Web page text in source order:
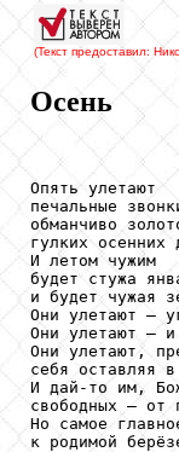
(Текст предоставил:
Осень
Опять улетают
печальные
обманчиво
гулких осенних
И летом чужим
будет стужа
и будет чужая
Они улетают —
Они улетают —
Они улетают,
себя оставляя
И дай-то им,
свободных — от
Но самое
к родимой